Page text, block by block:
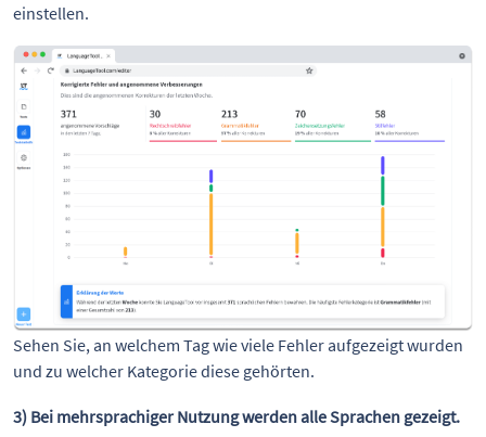
einstellen.
Sehen Sie, an welchem Tag wie viele Fehler aufgezeigt wurden
und zu welcher Kategorie diese gehörten.
3) Bei mehrsprachiger Nutzung werden alle Sprachen gezeigt.